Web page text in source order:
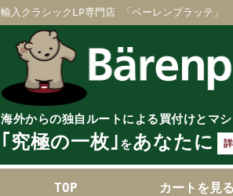
輸入クラシックLP専門店 「ベーレンプラッテ」
海外からの独自ルートによる買付けとマシ
｢究極の一枚｣ をあなたに
TOP カートを見る